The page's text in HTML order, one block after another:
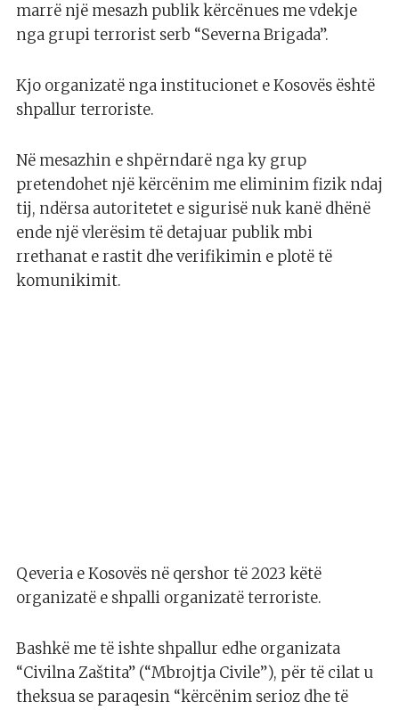
marrë një mesazh publik kërcënues me vdekje
nga grupi terrorist serb “Severna Brigada”.
Kjo organizatë nga institucionet e Kosovës është
shpallur terroriste.
Në mesazhin e shpërndarë nga ky grup
pretendohet një kërcënim me eliminim fizik ndaj
tij, ndërsa autoritetet e sigurisë nuk kanë dhënë
ende një vlerësim të detajuar publik mbi
rrethanat e rastit dhe verifikimin e plotë të
komunikimit.
Qeveria e Kosovës në qershor të 2023 këtë
organizatë e shpalli organizatë terroriste.
Bashkë me të ishte shpallur edhe organizata
“Civilna Zaštita” (“Mbrojtja Civile”), për të cilat u
theksua se paraqesin “kërcënim serioz dhe të